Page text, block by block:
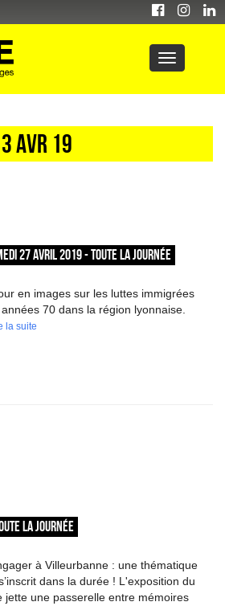
Avr 19
27 AVRIL 2019 - TOUTE LA JOURNÉE
en images sur les luttes immigrées
70 dans la région lyonnaise.
la suite
LA JOURNÉE
à Villeurbanne : une thématique
dans la durée ! L'exposition du
jette une passerelle entre mémoires